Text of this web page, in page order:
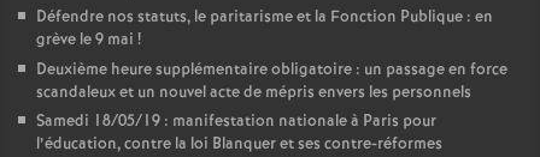
Défendre nos statuts, le paritarisme et la Fonction Publique : en
grève le 9 mai !
Deuxième heure supplémentaire obligatoire : un passage en force
scandaleux et un nouvel acte de mépris envers les personnels
Samedi 18/05/19 : manifestation nationale à Paris pour
l’éducation, contre la loi Blanquer et ses contre-réformes